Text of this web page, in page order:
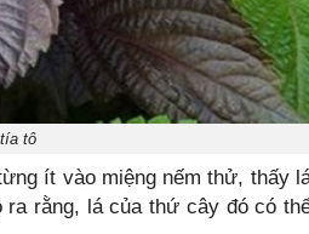
tô
ít vào miệng nếm thử, thấy
rằng, lá của thứ cây đó có